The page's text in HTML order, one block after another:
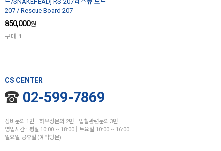
드/SNAKEHEAD] RS-207 레스큐 보드
207 / Rescue Board 207
850,000원
구매 1
CS CENTER
02-599-7869
장비문의 1번│하우징문의 2번│입찰관련문의 3번
영업시간 : 평일 10:00 ~ 18:00│토요일 10:00 ~ 16:00
일요일 공휴일 (예약방문)